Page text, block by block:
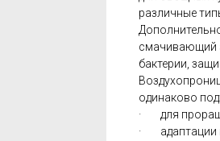
различные
смачивающий
бактерии,
одинаково
· для
· адаптации